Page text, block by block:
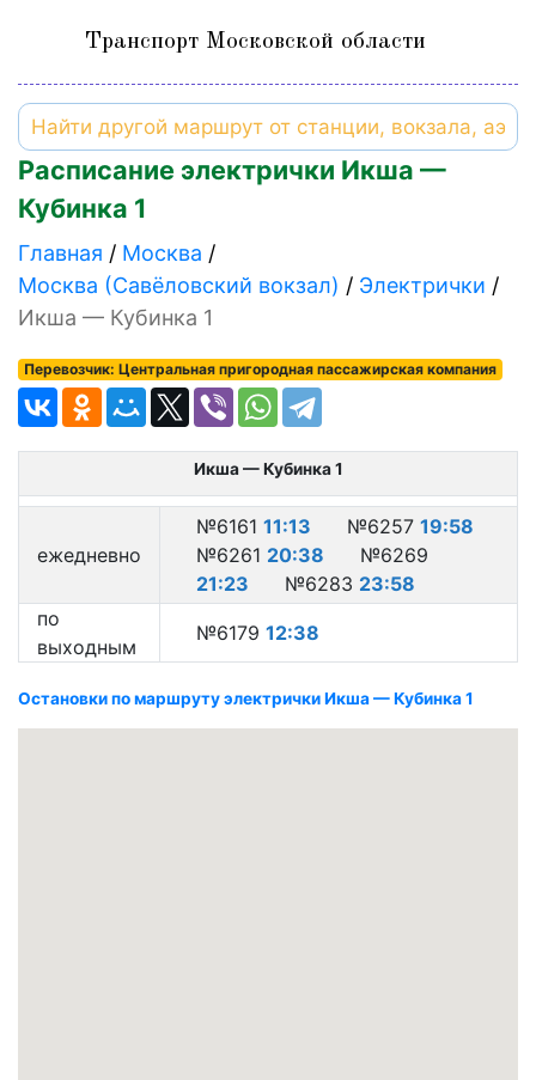
Транспорт Московской области
Расписание электрички Икша —
Кубинка 1
Главная
Москва
Москва (Савёловский вокзал)
Электрички
Икша — Кубинка 1
Перевозчик: Центральная пригородная пассажирская компания
Икша — Кубинка 1
ежедневно
№6161 11:13 №6257 19:58
№6261 20:38
№6269
21:23
№6283 23:58
по
выходным
№6179 12:38
Остановки по маршруту электрички Икша — Кубинка 1